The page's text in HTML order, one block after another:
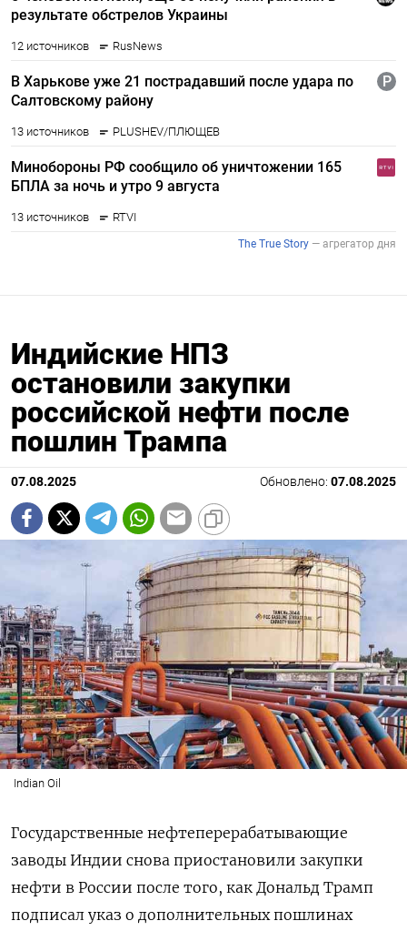
Индийские НПЗ
остановили закупки
российской нефти после
пошлин Трампа
07.08.2025 Обновлено: 07.08.2025
Indian Oil
Государственные нефтеперерабатывающие
заводы Индии снова приостановили закупки
нефти в России после того, как Дональд Трамп
подписал указ о дополнительных пошлинах